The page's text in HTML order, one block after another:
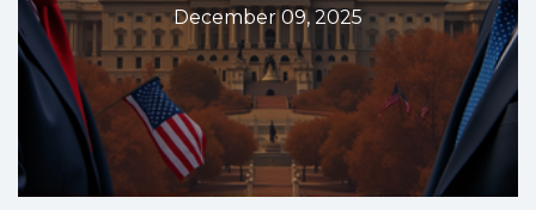
December 09, 2025